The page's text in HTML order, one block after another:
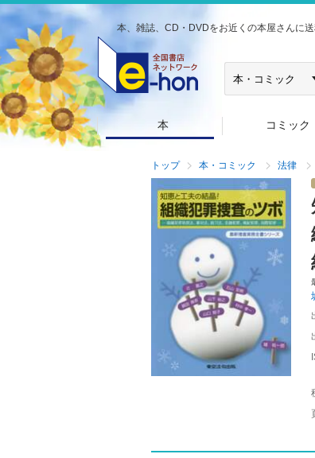
本、雑誌、CD・DVDをお近くの本屋さんに送
本 コミック
トップ 本・コミック 法律